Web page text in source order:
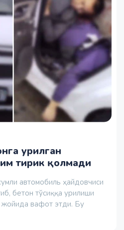
урилган
тирик қолмади
автомобиль ҳайдовчиси
бетон тўсиққа урилиши
вафот этди. Бу